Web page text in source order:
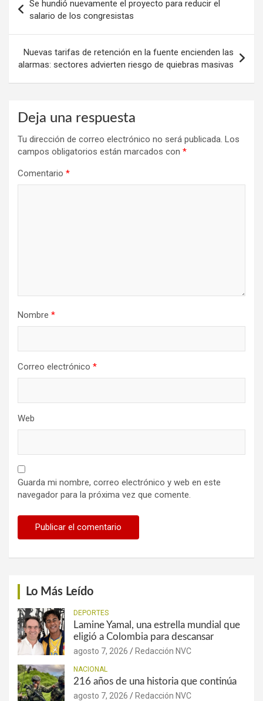
de
entradas
Se hundió nuevamente el proyecto para reducir el
salario de los congresistas
Nuevas tarifas de retención en la fuente encienden las
alarmas: sectores advierten riesgo de quiebras masivas
Deja una respuesta
Tu dirección de correo electrónico no será publicada. Los
campos obligatorios están marcados con *
Comentario *
Nombre *
Correo electrónico *
Web
Guarda mi nombre, correo electrónico y web en este
navegador para la próxima vez que comente.
Lo Más Leído
DEPORTES
Lamine Yamal, una estrella mundial que
eligió a Colombia para descansar
agosto 7, 2026 Redacción NVC
NACIONAL
216 años de una historia que continúa
agosto 7, 2026 Redacción NVC